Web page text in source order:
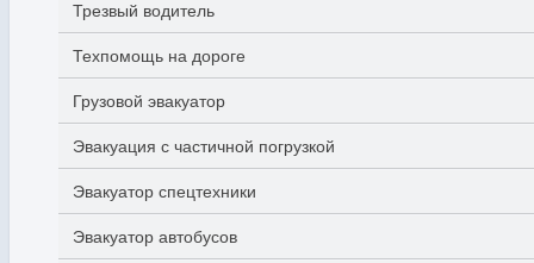
Трезвый водитель
Техпомощь на дороге
Грузовой эвакуатор
Эвакуация с частичной погрузкой
Эвакуатор спецтехники
Эвакуатор автобусов